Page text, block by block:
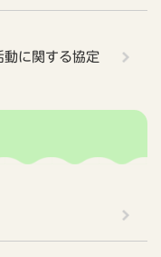
動に関する協定